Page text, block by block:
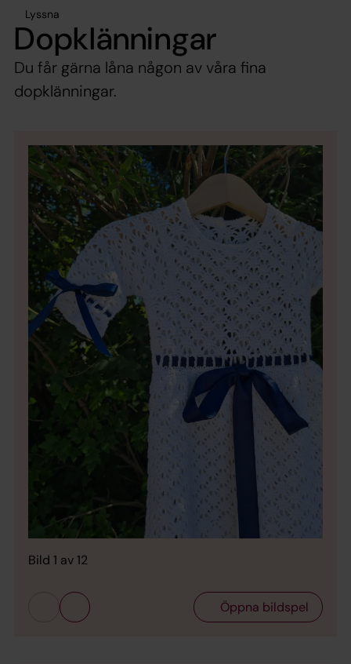
Lyssna
Dopklänningar
Du får gärna låna någon av våra fina
dopklänningar.
Bild 1 av 12
Öppna bildspel